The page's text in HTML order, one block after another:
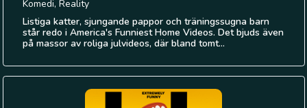
Komedi, Reality
Listiga katter, sjungande pappor och träningssugna barn
står redo i America's Funniest Home Videos. Det bjuds även
på massor av roliga julvideos, där bland tomt...